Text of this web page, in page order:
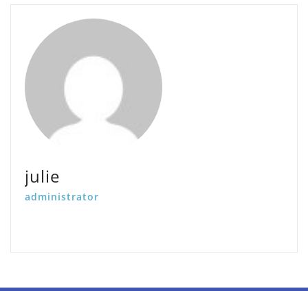
julie
administrator